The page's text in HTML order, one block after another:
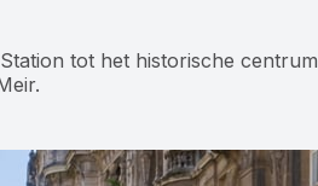
tot het historische